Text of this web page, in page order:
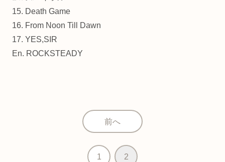
15. Death Game
16. From Noon Till Dawn
17. YES,SIR
En. ROCKSTEADY
前へ
1 2